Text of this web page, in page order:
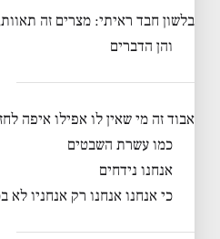
בלשון חבד ראיתי: מצרים זה
והן הדברים
אבוד זה מי שאין לו אפילו איפה
כמו עשרת השבטים
אנחנו נידחים
כי אנחנו אנחנו רק אנחניו לא